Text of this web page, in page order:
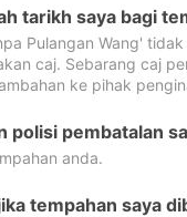
tarikh saya bagi
Pulangan Wang'
caj. Sebarang caj
ke pihak
polisi pembatalan
anda.
tempahan saya